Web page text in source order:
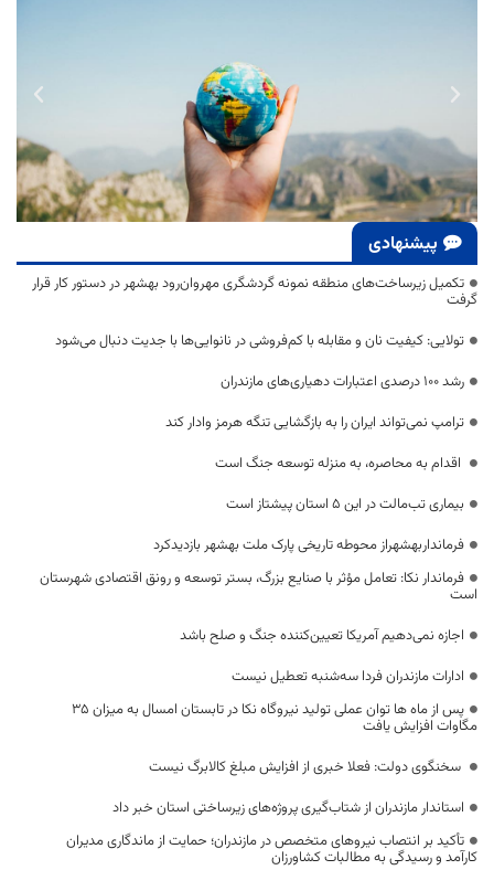
پیشنهادی
تکمیل زیرساخت‌های منطقه نمونه گردشگری مهروان‌رود بهشهر در دستور کار قرار
گرفت
تولایی: کیفیت نان و مقابله با کم‌فروشی در نانوایی‌ها با جدیت دنبال می‌شود
رشد ۱۰۰ درصدی اعتبارات دهیاری‌های مازندران
ترامپ نمی‌تواند ایران را به بازگشایی تنگه هرمز وادار کند
اقدام به محاصره، به منزله توسعه جنگ است
بیماری تب‌مالت در این ۵ استان پیشتاز است
فرمانداربهشهراز محوطه تاریخی پارک ملت بهشهر بازدیدکرد
فرماندار نکا: تعامل مؤثر با صنایع بزرگ، بستر توسعه و رونق اقتصادی شهرستان
است
اجازه نمی‌دهیم آمریکا تعیین‌کننده جنگ و صلح باشد
ادارات مازندران فردا سه‌شنبه تعطیل نیست
پس از ماه ها توان عملی تولید نیروگاه نکا در تابستان امسال به میزان ۳۵
مگاوات افزایش یافت
سخنگوی دولت: فعلا خبری از افزایش مبلغ کالابرگ نیست
استاندار مازندران از شتاب‌گیری پروژه‌های زیرساختی استان خبر داد
تأکید بر انتصاب نیروهای متخصص در مازندران؛ حمایت از ماندگاری مدیران
کارآمد و رسیدگی به مطالبات کشاورزان